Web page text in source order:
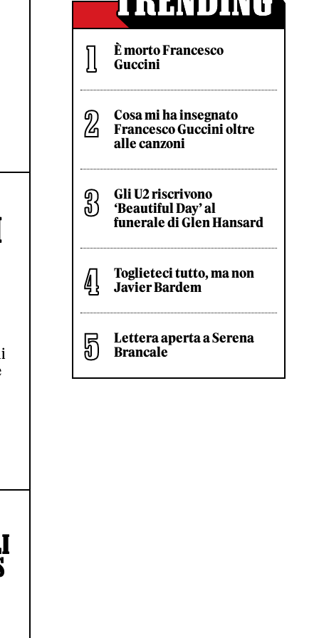
È morto Francesco
Guccini
Cosa mi ha insegnato
Francesco Guccini oltre
alle canzoni
Gli U2 riscrivono
‘Beautiful Day’ al
funerale di Glen Hansard
Toglieteci tutto, ma non
Javier Bardem
Lettera aperta a Serena
Brancale